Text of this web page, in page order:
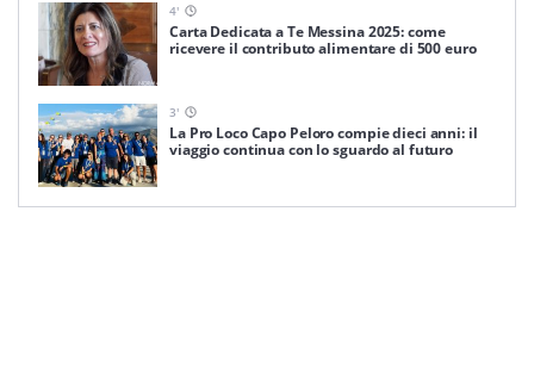
4'
Carta Dedicata a Te Messina 2025: come
ricevere il contributo alimentare di 500 euro
3'
La Pro Loco Capo Peloro compie dieci anni: il
viaggio continua con lo sguardo al futuro